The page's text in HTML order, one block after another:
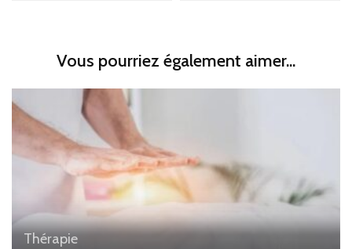
Vous pourriez également aimer...
Thérapie